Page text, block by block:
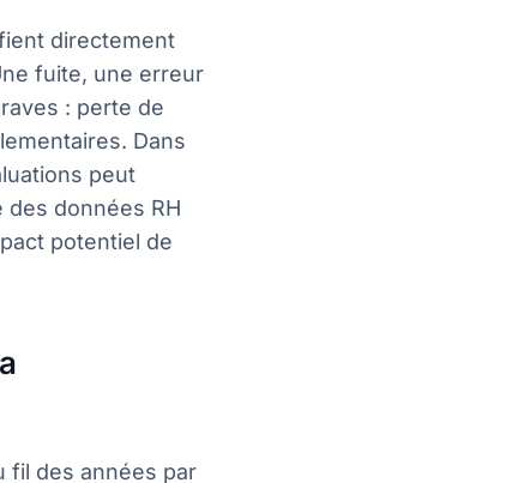
directement
fuite, une erreur
: perte de
Dans
peut
données RH
potentiel de
fil des années par